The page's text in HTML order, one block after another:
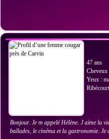
47 ans
Yeux :
Bonjour. Je m appelé Hélène. J aime la
ballades, le cinéma et la gastronomie.